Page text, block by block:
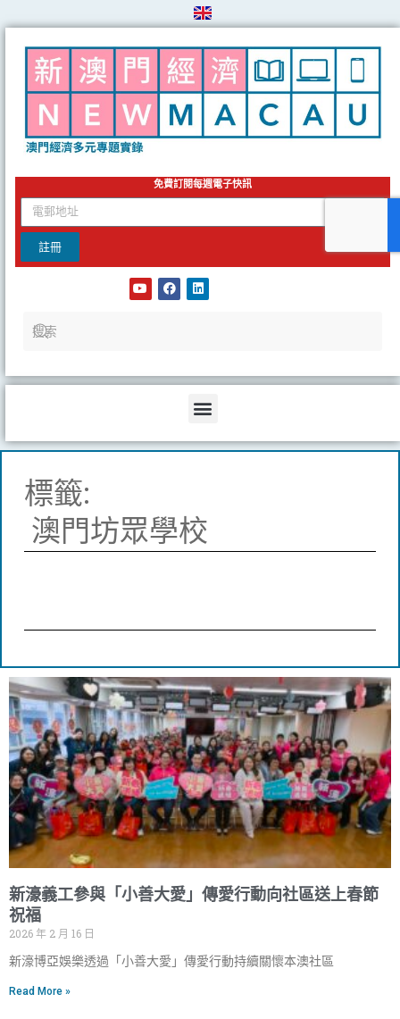
to
content
免費訂閱每週電子快訊
email
註冊
Y
o
F
a
L
i
Menu
標籤:
澳門坊眾學校
新濠義工參與「小善大愛」傳愛行動向社區送上春節
祝福
2026 年 2 月 16 日
新濠博亞娛樂透過「小善大愛」傳愛行動持續關懷本澳社區
Read More »